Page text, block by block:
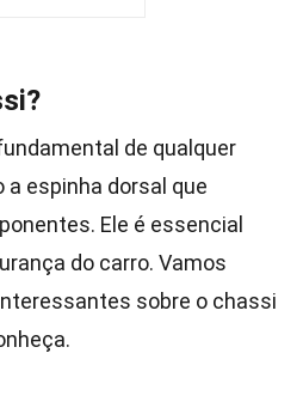
de qualquer
a espinha dorsal que
Ele é essencial
do carro. Vamos
sobre o chassi